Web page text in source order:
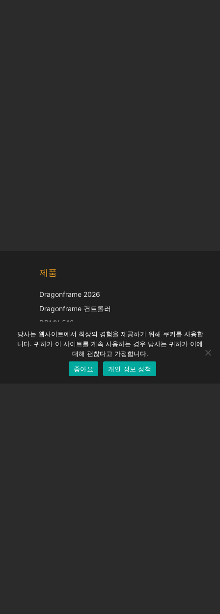
제품
Dragonframe 2026
Dragonframe 컨트롤러
DDMX-512
DMC-32
EOS LV 보정 캡
당사는 웹사이트에서 최상의 경험을 제공하기 위해 쿠키를 사용합
니다. 귀하가 이 사이트를 계속 사용하는 경우 당사는 귀하가 이에
대해 괜찮다고 가정합니다.
좋아요
개인 정보 정책
German